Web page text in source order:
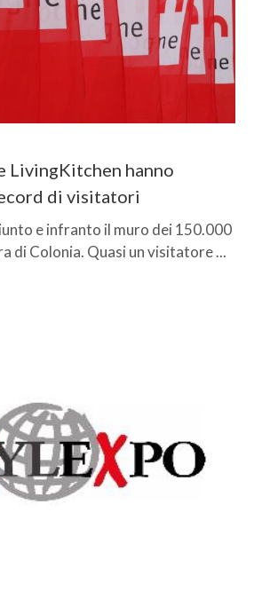
LivingKitchen hanno
di visitatori
e infranto il muro dei 150.000
di Colonia. Quasi un visitatore ...